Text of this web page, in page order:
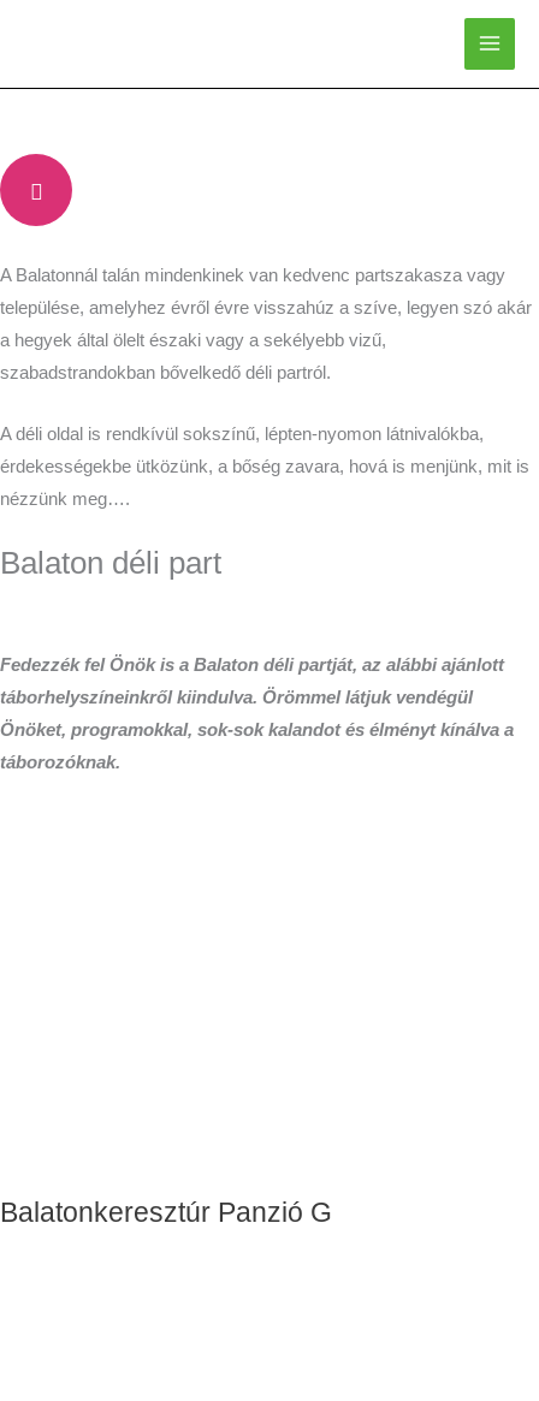
A Balatonnál talán mindenkinek van kedvenc partszakasza vagy
települése, amelyhez évről évre visszahúz a szíve, legyen szó akár
a hegyek által ölelt északi vagy a sekélyebb vizű,
szabadstrandokban bővelkedő déli partról.
A déli oldal is rendkívül sokszínű, lépten-nyomon látnivalókba,
érdekességekbe ütközünk, a bőség zavara, hová is menjünk, mit is
nézzünk meg….
Balaton déli part
Fedezzék fel Önök is a Balaton déli partját, az alábbi ajánlott
táborhelyszíneinkről kiindulva. Örömmel látjuk vendégül
Önöket, programokkal, sok-sok kalandot és élményt kínálva a
táborozóknak.
Balatonkeresztúr Panzió G